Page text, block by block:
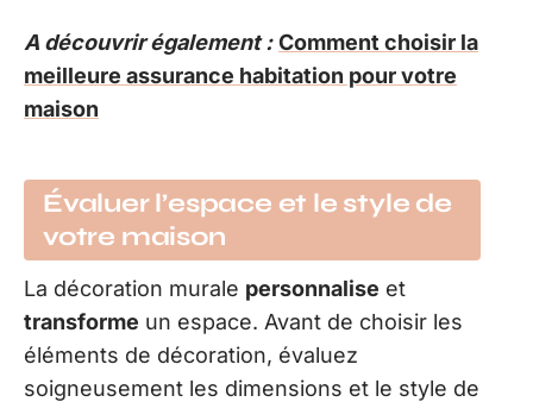
A découvrir également : Comment choisir la
meilleure assurance habitation pour votre
maison
Évaluer l’espace et le style de
votre maison
La décoration murale personnalise et
transforme un espace. Avant de choisir les
éléments de décoration, évaluez
soigneusement les dimensions et le style de